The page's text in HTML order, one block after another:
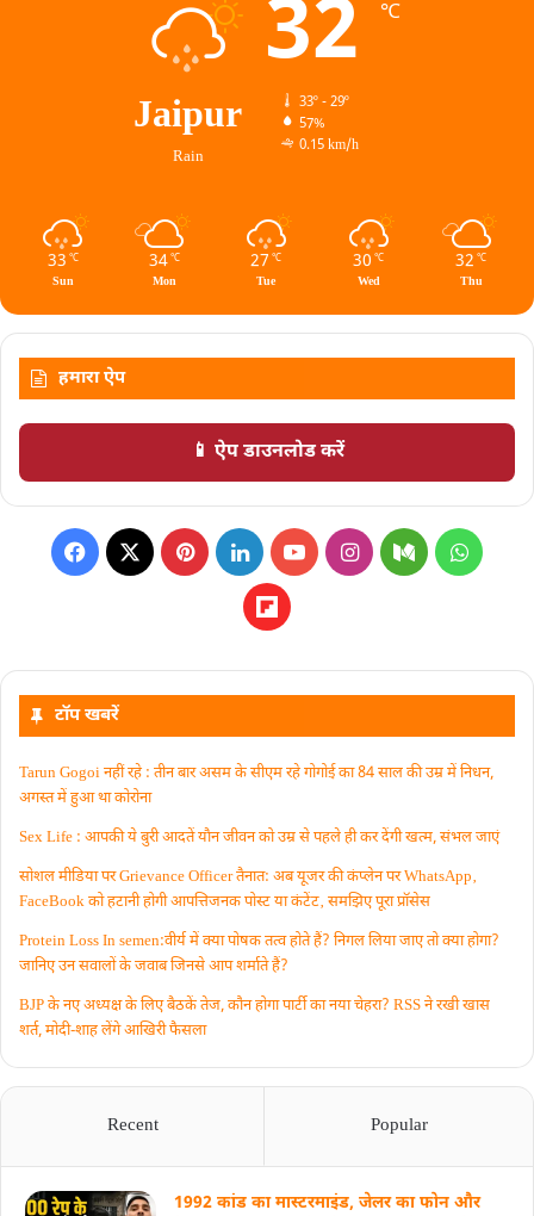
Jaipur
Rain
32 ℃
33º - 29º
57%
0.15 km/h
33 ℃
Sun
34 ℃
Mon
27 ℃
Tue
30 ℃
Wed
32 ℃
Thu
हमारा ऐप
📱 ऐप डाउनलोड करें
टॉप खबरें
Tarun Gogoi नहीं रहे : तीन बार असम के सीएम रहे गोगोई का 84 साल की उम्र में निधन,
अगस्त में हुआ था कोरोना
Sex Life : आपकी ये बुरी आदतें याैन जीवन को उम्र से पहले ही कर देंगी खत्म, संभल जाएं
सोशल मीडिया पर Grievance Officer तैनात: अब यूजर की कंप्लेन पर WhatsApp‚
FaceBook को हटानी होगी आपत्तिजनक पोस्ट या कंटेंट‚ समझिए पूरा प्रॉसेस
Protein Loss In semen:वीर्य में क्या पोषक तत्व होते हैं? निगल लिया जाए तो क्या होगा?
जानिए उन सवालों के जवाब जिनसे आप शर्माते हैं?
BJP के नए अध्यक्ष के लिए बैठकें तेज, कौन होगा पार्टी का नया चेहरा? RSS ने रखी खास
शर्त, मोदी-शाह लेंगे आखिरी फैसला
Recent Popular
1992 कांड का मास्टरमाइंड, जेलर का फोन और